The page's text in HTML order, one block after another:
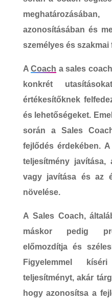
azonosításában és
személyes és
ACoach asales
konkrét
értékesítőknek
és lehetőségeket.
során a Sales
fejlődés érdekében.
teljesítmény javítása,
vagy javítása és az
növelése.
A Sales Coach,
máskor pedig
előmozdítja és
Figyelemmel
teljesítményt, akár
hogy azonosítsa a